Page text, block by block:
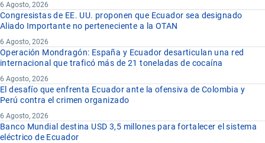
6 Agosto, 2026
Congresistas de EE. UU. proponen que Ecuador sea designado
Aliado Importante no perteneciente a la OTAN
6 Agosto, 2026
Operación Mondragón: España y Ecuador desarticulan una red
internacional que traficó más de 21 toneladas de cocaína
6 Agosto, 2026
El desafío que enfrenta Ecuador ante la ofensiva de Colombia y
Perú contra el crimen organizado
6 Agosto, 2026
Banco Mundial destina USD 3,5 millones para fortalecer el sistema
eléctrico de Ecuador